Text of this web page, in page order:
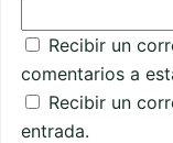
Recibir un
comentarios a
Recibir un
entrada.